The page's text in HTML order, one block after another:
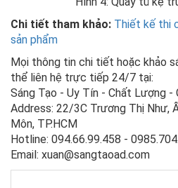
Chi tiết tham khảo: Thiết kế thi
sản phẩm
Mọi thông tin chi tiết hoặc khảo
thể liên hệ trực tiếp 24/7 tại:
Sáng Tạo - Uy Tín - Chất Lượng -
Address: 22/3C Trương Thị Như,
Môn, TP.HCM
Hotline: 094.66.99.458 -
Email: xuan@sangtaoad.com